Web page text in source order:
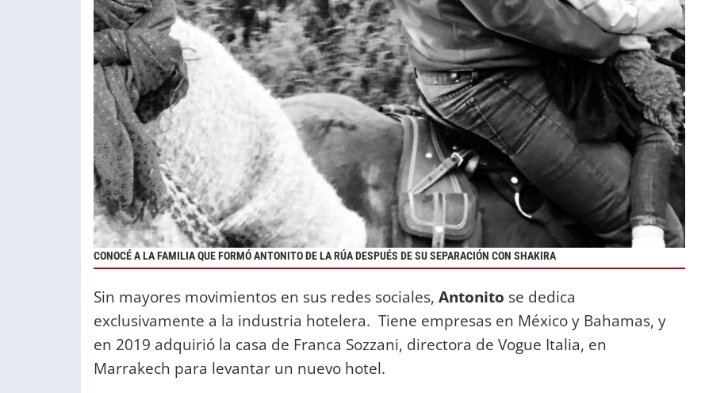
CONOCÉ A LA FAMILIA QUE FORMÓ ANTONITO DE LA RÚA DESPUÉS DE SU SEPARACIÓN CON SHAKIRA
Sin mayores movimientos en sus redes sociales, Antonito se dedica
exclusivamente a la industria hotelera. Tiene empresas en México y Bahamas, y
en 2019 adquirió la casa de Franca Sozzani, directora de Vogue Italia, en
Marrakech para levantar un nuevo hotel.